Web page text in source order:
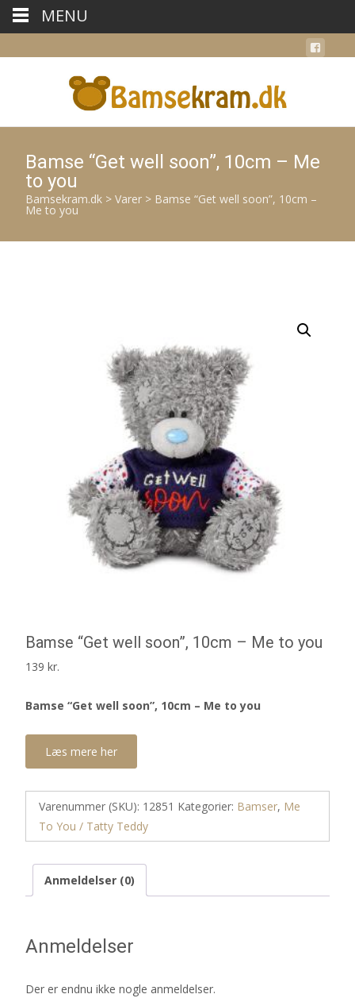
Bamse “Get well soon”, 10cm – Me
to you
Bamsekram.dk > Varer > Bamse “Get well soon”, 10cm –
Me to you
Bamse “Get well soon”, 10cm – Me to you
139 kr.
Bamse “Get well soon”, 10cm – Me to you
Læs mere her
Varenummer (SKU): 12851 Kategorier: Bamser, Me
To You / Tatty Teddy
Anmeldelser (0)
Anmeldelser
Der er endnu ikke nogle anmeldelser.
MENU